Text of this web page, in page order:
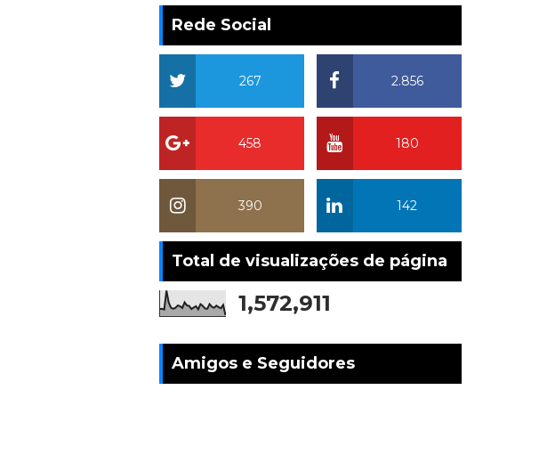
Rede Social
2.856
267
180
458
142
390
Total de visualizações de página
1,572,911
Amigos e Seguidores